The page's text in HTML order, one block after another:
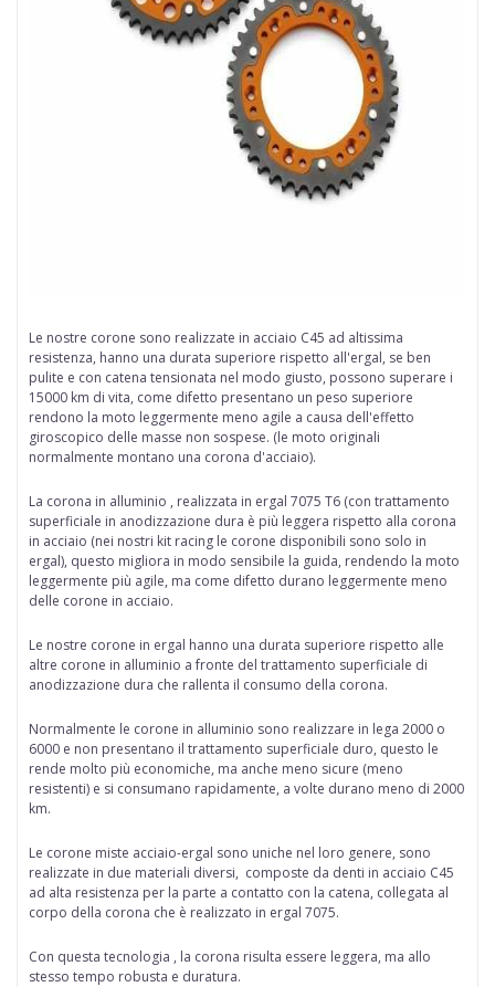
Le nostre corone sono realizzate in acciaio C45 ad altissima
resistenza, hanno una durata superiore rispetto all'ergal, se ben
pulite e con catena tensionata nel modo giusto, possono superare i
15000 km di vita, come difetto presentano un peso superiore
rendono la moto leggermente meno agile a causa dell'effetto
giroscopico delle masse non sospese. (le moto originali
normalmente montano una corona d'acciaio).
La corona in alluminio , realizzata in ergal 7075 T6 (con trattamento
superficiale in anodizzazione dura è più leggera rispetto alla corona
in acciaio (nei nostri kit racing le corone disponibili sono solo in
ergal), questo migliora in modo sensibile la guida, rendendo la moto
leggermente più agile, ma come difetto durano leggermente meno
delle corone in acciaio.
Le nostre corone in ergal hanno una durata superiore rispetto alle
altre corone in alluminio a fronte del trattamento superficiale di
anodizzazione dura che rallenta il consumo della corona.
Normalmente le corone in alluminio sono realizzare in lega 2000 o
6000 e non presentano il trattamento superficiale duro, questo le
rende molto più economiche, ma anche meno sicure (meno
resistenti) e si consumano rapidamente, a volte durano meno di 2000
km.
Le corone miste acciaio-ergal sono uniche nel loro genere, sono
realizzate in due materiali diversi, composte da denti in acciaio C45
ad alta resistenza per la parte a contatto con la catena, collegata al
corpo della corona che è realizzato in ergal 7075.
Con questa tecnologia , la corona risulta essere leggera, ma allo
stesso tempo robusta e duratura.